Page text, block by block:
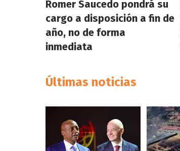
Romer Saucedo pondrá su
cargo a disposición a fin de
año, no de forma
inmediata
Últimas noticias